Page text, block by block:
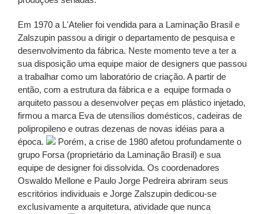
Em 1970 a L'Atelier foi vendida para a Laminação Brasil e
Zalszupin passou a dirigir o departamento de pesquisa e
desenvolvimento da fábrica. Neste momento teve a ter a
sua disposição uma equipe maior de designers que passou
a trabalhar como um laboratório de criação. A partir de
então, com a estrutura da fábrica e a equipe formada o
arquiteto passou a desenvolver peças em plástico injetado,
firmou a marca Eva de utensílios domésticos, cadeiras de
polipropileno e outras dezenas de novas idéias para a
época.
Porém, a crise de 1980 afetou profundamente o
grupo Forsa (proprietário da Laminação Brasil) e sua
equipe de designer foi dissolvida. Os coordenadores
Oswaldo Mellone e Paulo Jorge Pedreira abriram seus
escritórios individuais e Jorge Zalszupin dedicou-se
exclusivamente a arquitetura, atividade que nunca